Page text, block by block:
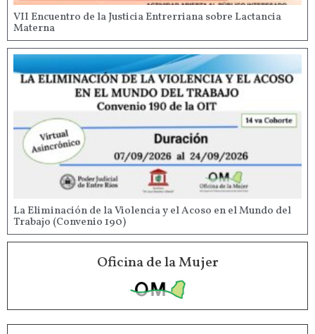
VII Encuentro de la Justicia Entrerriana sobre Lactancia
Materna
La Eliminación de la Violencia y el Acoso en el Mundo del
Trabajo (Convenio 190)
Oficina de la Mujer